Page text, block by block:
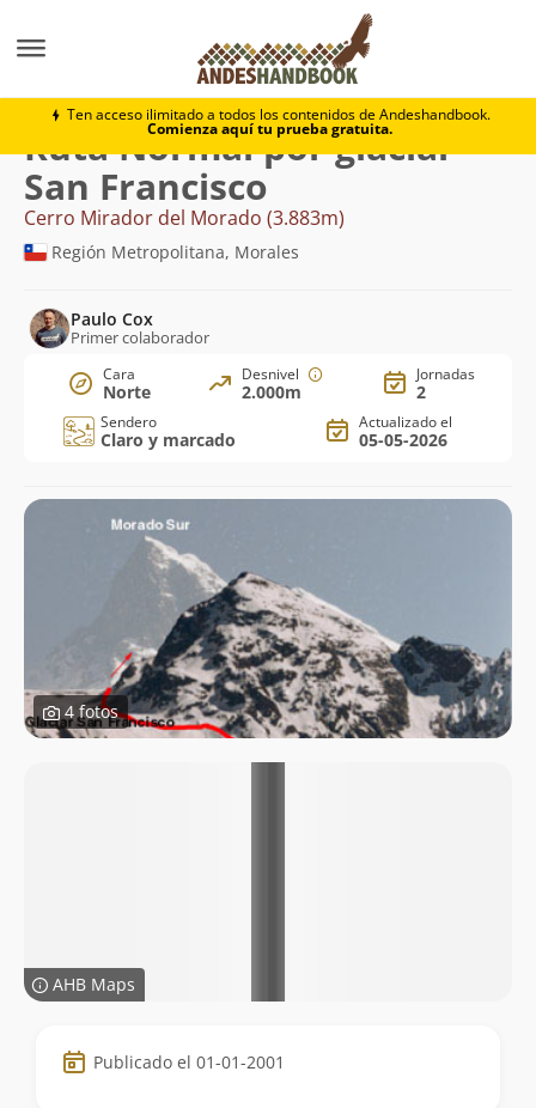
Ten acceso ilimitado a todos los contenidos de Andeshandbook.
Comienza aquí tu prueba gratuita.
Cerro Mirador del Morado
Ruta Normal por glaciar
San Francisco
Cerro Mirador del Morado (3.883m)
Región Metropolitana, Morales
Paulo Cox
Primer colaborador
Cara
Norte
Desnivel
2.000m
Jornadas
2
Sendero
Claro y marcado
Actualizado el
05-05-2026
4 fotos
AHB Maps
Datos
de
Publicado el 01-01-2001